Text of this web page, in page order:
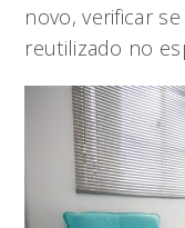
novo, verificar
reutilizado no